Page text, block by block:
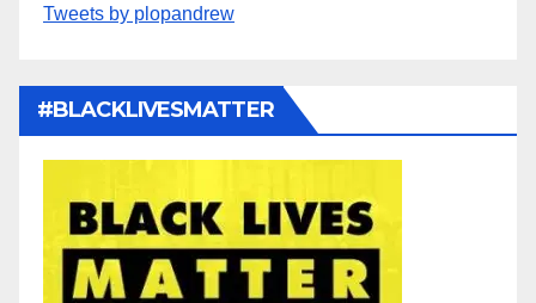
Tweets by plopandrew
#BLACKLIVESMATTER